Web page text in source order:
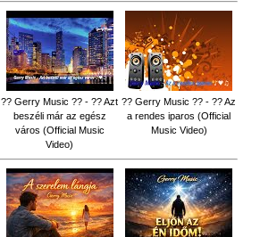
?? Gerry Music ?? - ?? Azt
beszéli már az egész
város (Official Music
Video)
?? Gerry Music ?? - ?? Az
a rendes iparos (Official
Music Video)